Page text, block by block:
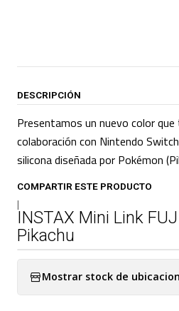
DESCRIPCIÓN
Presentamos un nuevo color
colaboración con Nintendo
silicona diseñada por Pokémon
COMPARTIR ESTE PRODUCTO
|
INSTAX Mini Link
Pikachu
Mostrar stock de